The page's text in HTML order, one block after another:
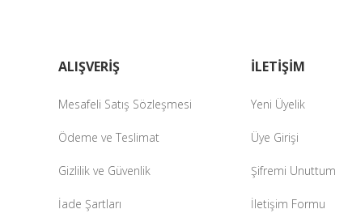
ALIŞVERİŞ
Mesafeli Satış Sözleşmesi
Ödeme ve Teslimat
Gizlilik ve Güvenlik
İade Şartları
İLETİŞİM
Yeni Üyelik
Üye Girişi
Şifremi Unuttum
İletişim Formu